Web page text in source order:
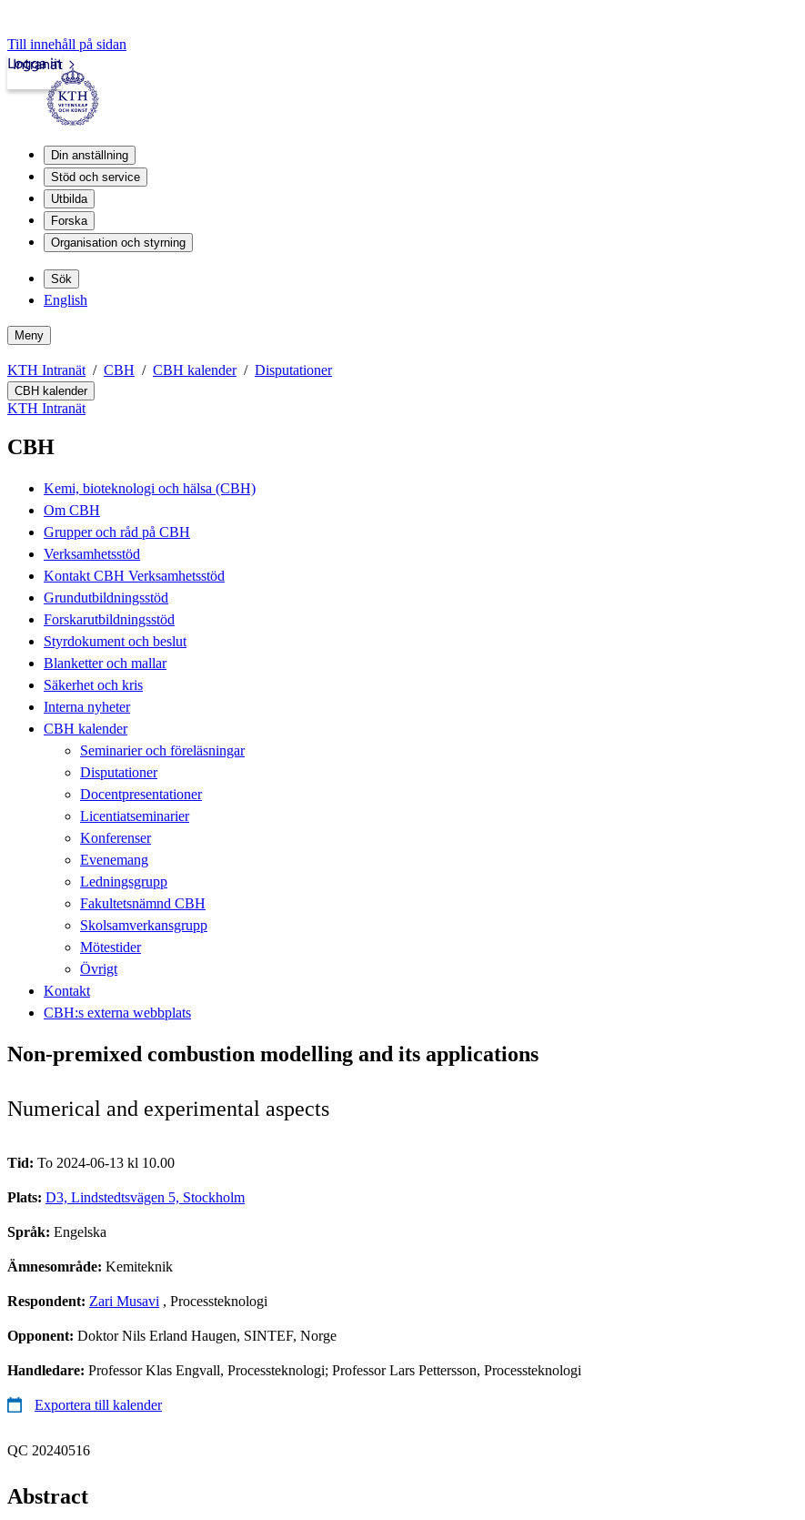
Till innehåll på sidan
Intranät
Logga in
Din anställning
Stöd och service
Utbilda
Forska
Organisation och styrning
Sök
English
Meny
KTH Intranät CBH CBH kalender Disputationer
CBH kalender
KTH Intranät
CBH
Kemi, bioteknologi och hälsa (CBH)
Om CBH
Grupper och råd på CBH
Verksamhetsstöd
Kontakt CBH Verksamhetsstöd
Grundutbildningsstöd
Forskarutbildningsstöd
Styrdokument och beslut
Blanketter och mallar
Säkerhet och kris
Interna nyheter
CBH kalender
Seminarier och föreläsningar
Disputationer
Docentpresentationer
Licentiatseminarier
Konferenser
Evenemang
Ledningsgrupp
Fakultetsnämnd CBH
Skolsamverkansgrupp
Mötestider
Övrigt
Kontakt
CBH:s externa webbplats
Non-premixed combustion modelling and its applications
Numerical and experimental aspects
Tid: To 2024-06-13 kl 10.00
Plats: D3, Lindstedtsvägen 5, Stockholm
Språk: Engelska
Ämnesområde: Kemiteknik
Respondent: Zari Musavi , Processteknologi
Opponent: Doktor Nils Erland Haugen, SINTEF, Norge
Handledare: Professor Klas Engvall, Processteknologi; Professor Lars Pettersson, Processteknologi
Exportera till kalender
QC 20240516
Abstract